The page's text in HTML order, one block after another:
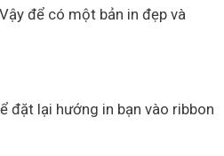
để có một bản in đẹp và
đặt lại hướng in bạn vào ribbon